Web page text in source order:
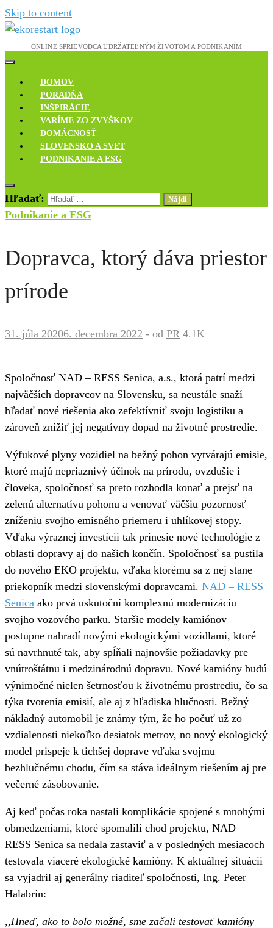
Skip to content
Ekoreštart
Novinky, rozhovory a inšpirácie
DOMOV
PORADŇA
INŠPIRÁCIE
VARÍME ZO ZVYŠKOV
DOMÁCNOSŤ
SLOVENSKO A SVET
PODNIKANIE A ESG
Hľadať:
Podnikanie a ESG
Dopravca, ktorý dáva priestor
prírode
31. júla 20206. decembra 2022 - od PR 4.1K
Spoločnosť NAD – RESS Senica, a.s., ktorá patrí medzi
najväčších dopravcov na Slovensku, sa neustále snaží
hľadať nové riešenia ako zefektívniť svoju logistiku a
zároveň znížiť jej negatívny dopad na životné prostredie.
Výfukové plyny vozidiel na bežný pohon vytvárajú emisie,
ktoré majú nepriaznivý účinok na prírodu, ovzdušie i
človeka, spoločnosť sa preto rozhodla konať a prejsť na
zelenú alternatívu pohonu a venovať väčšiu pozornosť
zníženiu svojho emisného priemeru i uhlíkovej stopy.
Vďaka výraznej investícii tak prinesie nové technológie z
oblasti dopravy aj do našich končín. Spoločnosť sa pustila
do nového EKO projektu, vďaka ktorému sa z nej stane
priekopník medzi slovenskými dopravcami. NAD – RESS
Senica ako prvá uskutoční komplexnú modernizáciu
svojho vozového parku. Staršie modely kamiónov
postupne nahradí novými ekologickými vozidlami, ktoré
sú navrhnuté tak, aby spĺňali najnovšie požiadavky pre
vnútroštátnu i medzinárodnú dopravu. Nové kamióny budú
výnimočné nielen šetrnosťou k životnému prostrediu, čo sa
týka tvorenia emisií, ale aj z hľadiska hlučnosti. Bežný
nákladný automobil je známy tým, že ho počuť už zo
vzdialenosti niekoľko desiatok metrov, no nový ekologický
model prispeje k tichšej doprave vďaka svojmu
bezhlučnému chodu, čím sa stáva ideálnym riešením aj pre
večerné zásobovanie.
Aj keď počas roka nastali komplikácie spojené s mnohými
obmedzeniami, ktoré spomalili chod projektu, NAD –
RESS Senica sa nedala zastaviť a v posledných mesiacoch
testovala viaceré ekologické kamióny. K aktuálnej situácii
sa vyjadril aj generálny riaditeľ spoločnosti, Ing. Peter
Halabrín:
,,Hneď, ako to bolo možné, sme začali testovať kamióny